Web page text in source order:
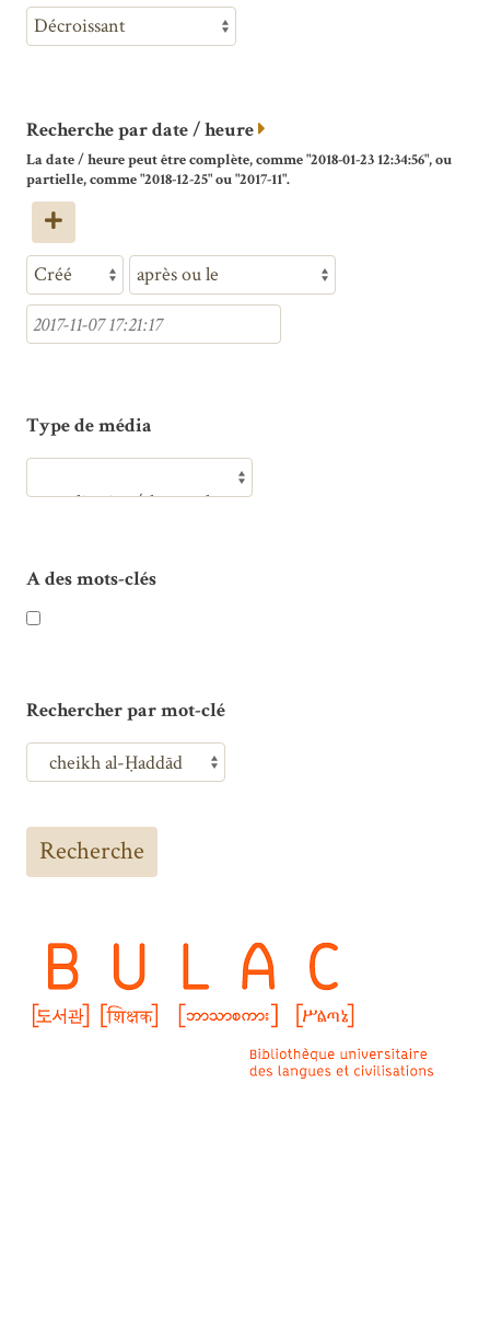
Recherche par date / heure
La date / heure peut être complète, comme "2018-01-23 12:34:56", ou
partielle, comme "2018-12-25" ou "2017-11".
Type de média
A des mots-clés
Rechercher par mot-clé